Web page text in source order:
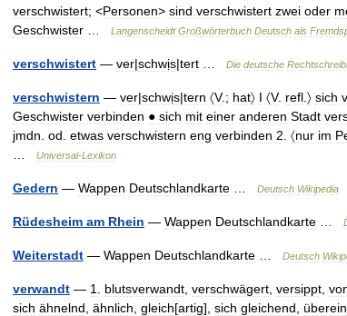
verschwistert; <Personen> sind verschwistert zwei oder
Geschwister
Langenscheidt Großwörterbuch Deutsch als
verschwistert — ver|schwịs|tert Die deutsche
verschwistern — ver|schwịs|tern 〈V.; hat〉 I 〈V. refl 〉 sich
Geschwister verbinden ● sich mit einer anderen Stadt
jmdn od etwas verschwistern eng verbinden 2 〈nur im
Universal-Lexikon
Gedern — Wappen Deutschlandkarte Deutsch Wikipedia
Rüdesheim am Rhein — Wappen Deutschlandkarte
Weiterstadt — Wappen Deutschlandkarte Deutsch
verwandt — 1 blutsverwandt verschwägert versippt
sich ähnelnd ähnlich gleich[artig], sich gleichend